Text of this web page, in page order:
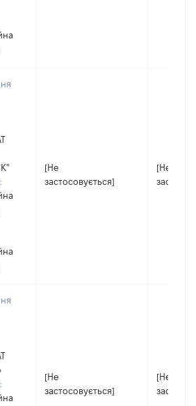
[Не
застосовується]
[Не
[Не
застосовується]
[Не